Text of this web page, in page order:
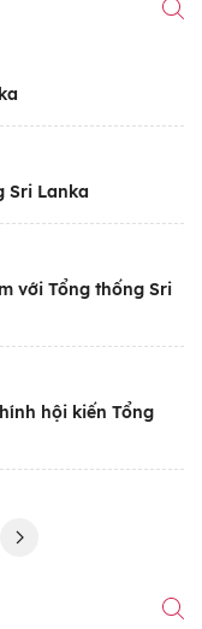
Sri Lanka
với Tổng thống Sri
hội kiến Tổng